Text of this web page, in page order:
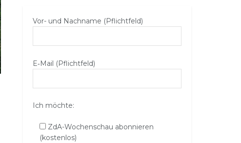
Vor- und Nachname (Pflichtfeld)
E‑Mail (Pflichtfeld)
Ich möchte:
ZdA-Wochenschau abonnieren
(kostenlos)